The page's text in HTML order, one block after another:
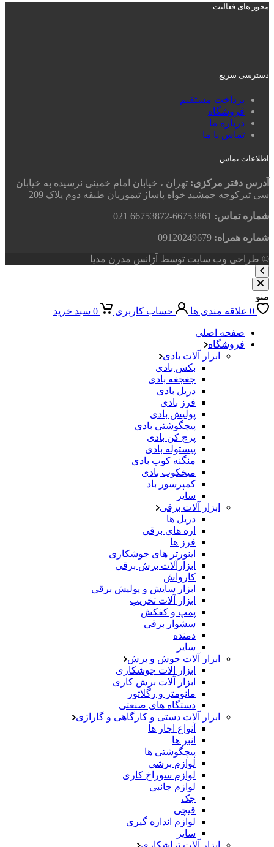
مجوز های فعالیت
دسترسی سریع
پرداخت مستقیم
فروشگاه
درباره ما
تماس با ما
اطلاعات تماس
آدرس دفتر مرکزی: تهران ، خیابان امام خمینی نرسیده به خیابان
سی تیرکوچه جمشید خواه پاساژ تیموریان طبقه دوم پلاک 209
شماره تماس:
شماره همراه:
© طراحی وب سایت توسط آژانس مدرن مدیا
منو
0 علاقه مندی ها حساب کاربری 0 سبد خرید
صفحه اصلی
فروشگاه
ابزار آلات بادی
بکس بادی
جغجغه بادی
دریل بادی
فرز بادی
پولیش بادی
پیچگوشتی بادی
پرچ کن بادی
پیستوله بادی
منگنه کوب بادی
میخکوب بادی
کمپرسور باد
سایر
ابزار آلات برقی
دریل ها
اره های برقی
فرز ها
اینورتر های جوشکاری
ابزارآلات برش برقی
کارواش
ابزار سایش و پولیش برقی
ابزار آلات تخریب
پمپ و کفکش
سشوار برقی
دمنده
سایر
ابزار آلات جوش و برش
ابزار الات جوشکاری
ابزار آلات برش کاری
مانومتر و رگلاتور
دستگاه های صنعتی
ابزار آلات دستی و کارگاهی و گاراژی
آنواع اچار ها
انبر ها
پیچگوشتی ها
لوازم برشی
لوازم سوراخ کاری
لوازم جانبی
جک
قیچی
لوازم اندازه گیری
سایر